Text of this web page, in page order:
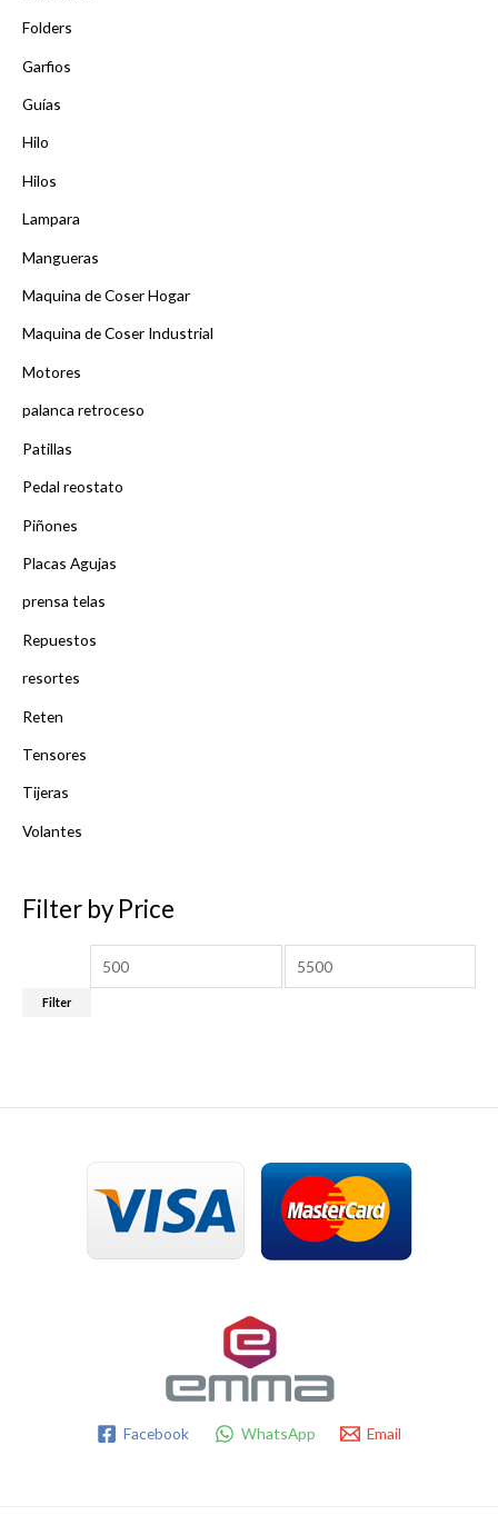
Folders
Garfios
Guías
Hilo
Hilos
Lampara
Mangueras
Maquina de Coser Hogar
Maquina de Coser Industrial
Motores
palanca retroceso
Patillas
Pedal reostato
Piñones
Placas Agujas
prensa telas
Repuestos
resortes
Reten
Tensores
Tijeras
Volantes
Filter by Price
Filter
Facebook WhatsApp Email